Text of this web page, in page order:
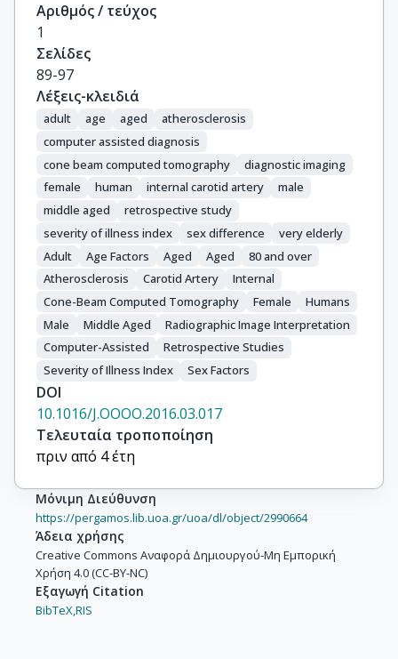
Αριθμός / τεύχος
1
Σελίδες
89-97
Λέξεις-κλειδιά
adult age aged
atherosclerosis
computer assisted diagnosis
cone beam computed tomography
diagnostic imaging
female
human internal carotid artery
male
middle aged
retrospective study
severity of illness index
sex difference
very elderly
Adult
Age Factors Aged Aged
80 and over
Atherosclerosis
Carotid Artery
Internal
Cone-Beam Computed Tomography
Female
Humans
Male
Middle Aged
Radiographic Image Interpretation
Computer-Assisted
Retrospective Studies
Severity of Illness Index
Sex Factors
DOI
10.1016/J.OOOO.2016.03.017
Τελευταία τροποποίηση
πριν από 4 έτη
Μόνιμη Διεύθυνση
https://pergamos.lib.uoa.gr/uoa/dl/object/2990664
Άδεια χρήσης
Creative Commons Αναφορά Δημιουργού-Μη Εμπορική
Χρήση 4.0 (CC-BY-NC)
Εξαγωγή Citation
BibTeX,RIS